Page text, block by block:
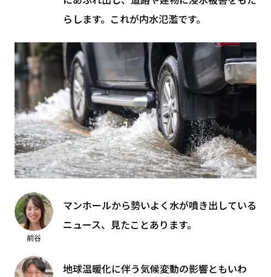
らします。これが内水氾濫です。
前谷
マンホールから勢いよく水が噴き出している
ニュース、見たことあります。
地球温暖化に伴う気候変動の影響ともいわ